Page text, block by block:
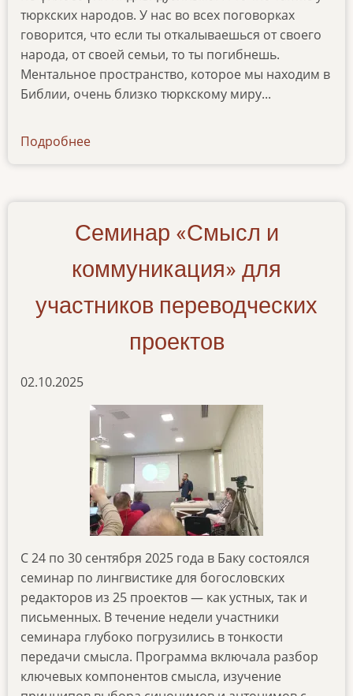
тюркских народов. У нас во всех поговорках
говорится, что если ты откалываешься от своего
народа, от своей семьи, то ты погибнешь.
Ментальное пространство, которое мы находим в
Библии, очень близко тюркскому миру...
Подробнее
pritchej-
poeziya-
narodov
Семинар «Смысл и
коммуникация» для
участников переводческих
проектов
02.10.2025
С 24 по 30 сентября 2025 года в Баку состоялся
семинар по лингвистике для богословских
редакторов из 25 проектов — как устных, так и
письменных. В течение недели участники
семинара глубоко погрузились в тонкости
передачи смысла. Программа включала разбор
ключевых компонентов смысла, изучение